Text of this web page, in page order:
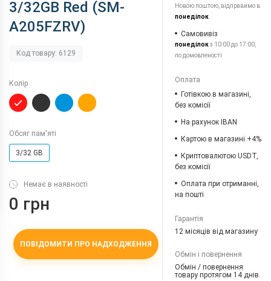
3/32GB Red (SM-
A205FZRV)
Код товару: 6129
Колір
Обсяг пам'яті
3/32 GB
Немає в наявності
0 грн
ПОВІДОМИТИ ПРО НАДХОДЖЕННЯ
Новою поштою, відправимо в
понеділок
Самовивіз
понеділокз 10:00 до 17:00,
по домовленості
Оплата
Готівкою в магазині,
без комісії
На рахунок IBAN
Картою в магазині +4%
Криптовалютою USDT,
без комісії
Оплата при отриманні,
на пошті
Гарантія
12 місяців від магазину
Обмін і повернення
Обмін / повернення
товару протягом 14 днів